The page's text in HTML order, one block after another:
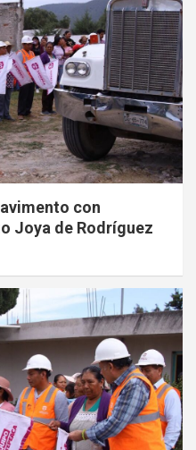
con
Joya de Rodríguez